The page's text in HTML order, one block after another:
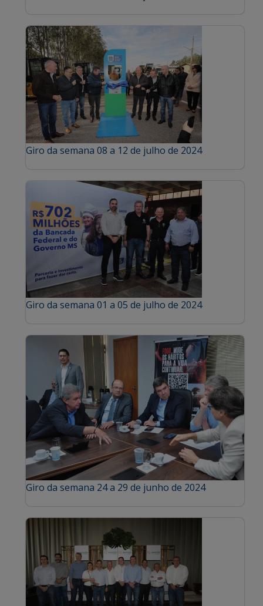
Giro da semana 08 a 12 de julho de 2024
Giro da semana 01 a 05 de julho de 2024
Giro da semana 24 a 29 de junho de 2024